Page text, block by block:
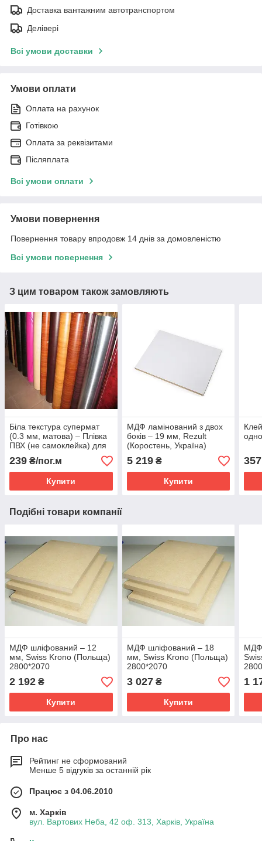
Доставка вантажним автотранспортом
Делівері
Всі умови доставки
Умови оплати
Оплата на рахунок
Готівкою
Оплата за реквізитами
Післяплата
Всі умови оплати
Умови повернення
Повернення товару впродовж 14 днів за домовленістю
Всі умови повернення
З цим товаром також замовляють
Біла текстура супермат
(0.3 мм, матова) ‒ Плівка
ПВХ (не самоклейка) для
пресування МДФ
239 ₴/пог.м
Купити
МДФ ламінований з двох
боків ‒ 19 мм, Rezult
(Коростень, Україна)
2800*2070
5 219₴
Купити
357
Подібні товари компанії
МДФ шліфований ‒ 12
мм, Swiss Krono (Польща)
2800*2070
2 192 ₴
Купити
МДФ шліфований ‒ 18
мм, Swiss Krono (Польща)
2800*2070
3 027₴
Купити
МДФ
1
Про нас
Рейтинг не сформований
Менше 5 відгуків за останній рік
Працює з 04.06.2010
м. Харків
вул. Вартових Неба, 42 оф. 313, Харків, Україна